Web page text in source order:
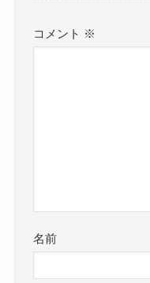
コメント ※
名前